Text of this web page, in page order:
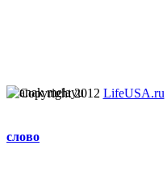
Copyright 2012 LifeUSA.ru
слово